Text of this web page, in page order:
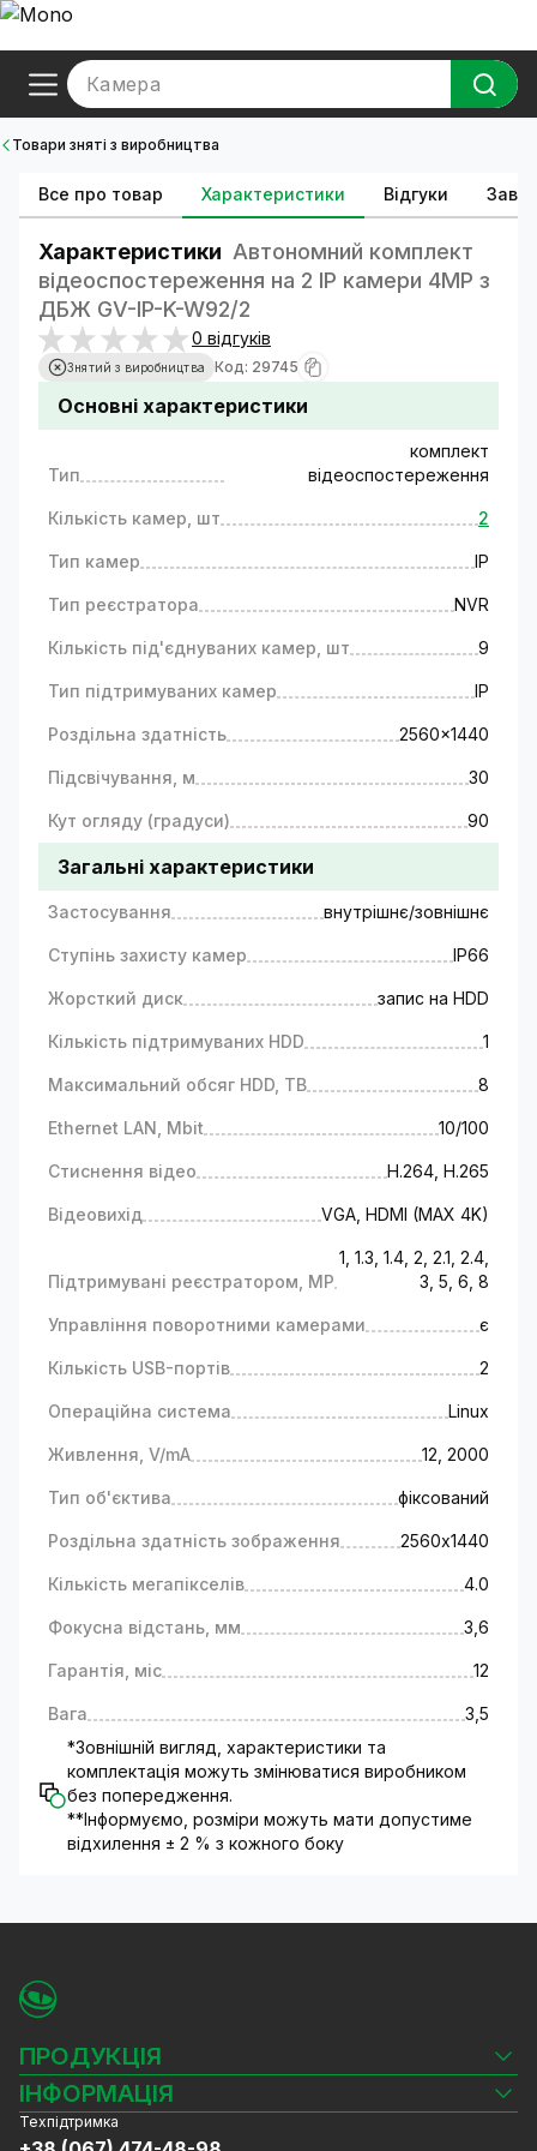
Камера
Товари зняті з виробництва
Все про товар Характеристики Відгуки
Характеристики Автономний комплект
відеоспостереження на 2 IP камери 4MP з
ДБЖ GV-IP-K-W92/2
0 відгуків
Знятий з виробництва Код: 29745
Основні характеристики
Тип
комплект
відеоспостереження
Кількість камер, шт 2
Тип камер IP
Тип реєстратора NVR
Кількість під'єднуваних камер, шт 9
Тип підтримуваних камер IP
Роздільна здатність 2560x1440
Підсвічування, м 30
Кут огляду (градуси) 90
Загальні характеристики
Застосування внутрішнє/зовнішнє
Ступінь захисту камер IP66
Жорсткий диск запис на HDD
Кількість підтримуваних HDD 1
Максимальний обсяг HDD, TB 8
Ethernet LAN, Mbit 10/100
Стиснення відео H.264, H.265
Відеовихід VGA, HDMI (MAX 4K)
Підтримувані реєстратором, MP
1, 1.3, 1.4, 2, 2.1, 2.4,
3, 5, 6, 8
Управління поворотними камерами є
Кількість USB-портів 2
Операційна система Linux
Живлення, V/mA 12, 2000
Тип об'єктива фіксований
Роздільна здатність зображення 2560х1440
Кількість мегапікселів 4.0
Фокусна відстань, мм 3,6
Гарантія, міс 12
Вага
3,5
*Зовнішній вигляд, характеристики та
комплектація можуть змінюватися виробником
без попередження.
**Інформуємо, розміри можуть мати допустиме
відхилення ± 2 % з кожного боку
ПРОДУКЦІЯ
Камери відеоспостереження
Відеореєстратори
Комплекти відеоспостереження
ІНФОРМАЦІЯ
Блог
Техпідтримка